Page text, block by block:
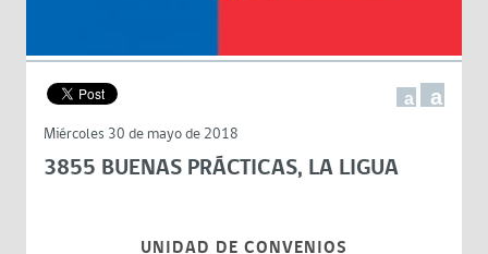
a a
Miércoles 30 de mayo de 2018
3855 BUENAS PRÁCTICAS, LA LIGUA
UNIDAD DE CONVENIOS